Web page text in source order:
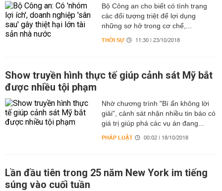
Bộ Công an cho biết có tình trạng
các đối tượng triệt để lợi dụng
những sơ hở trong cơ chế,...
THỜI SỰ 11:30 | 23/10/2018
Show truyền hình thực tế giúp cảnh sát Mỹ bắt
được nhiều tội phạm
Nhờ chương trình "Bí ẩn không lời
giải", cảnh sát nhận nhiều tin báo có
giá trị giúp phá các vụ án đang...
PHÁP LUẬT 00:02 | 18/10/2018
Lần đầu tiên trong 25 năm New York im tiếng
súng vào cuối tuần